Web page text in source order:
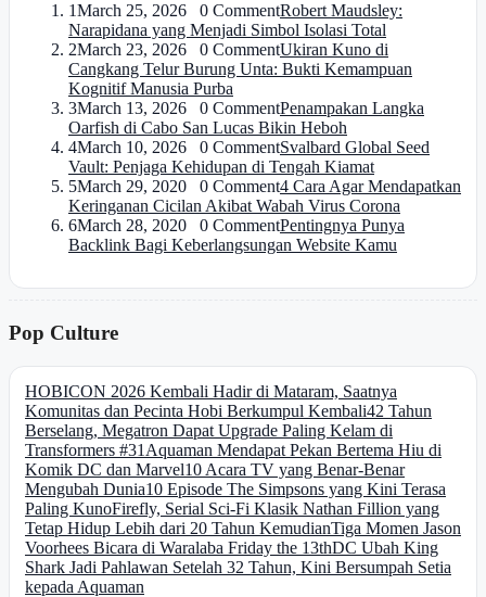
1March 25, 2026 0 CommentRobert Maudsley:
Narapidana yang Menjadi Simbol Isolasi Total
2March 23, 2026 0 CommentUkiran Kuno di
Cangkang Telur Burung Unta: Bukti Kemampuan
Kognitif Manusia Purba
3March 13, 2026 0 CommentPenampakan Langka
Oarfish di Cabo San Lucas Bikin Heboh
4March 10, 2026 0 CommentSvalbard Global Seed
Vault: Penjaga Kehidupan di Tengah Kiamat
5March 29, 2020 0 Comment4 Cara Agar Mendapatkan
Keringanan Cicilan Akibat Wabah Virus Corona
6March 28, 2020 0 CommentPentingnya Punya
Backlink Bagi Keberlangsungan Website Kamu
Pop Culture
HOBICON 2026 Kembali Hadir di Mataram, Saatnya
Komunitas dan Pecinta Hobi Berkumpul Kembali42 Tahun
Berselang, Megatron Dapat Upgrade Paling Kelam di
Transformers #31 Aquaman Mendapat Pekan Bertema Hiu di
Komik DC dan Marvel10 Acara TV yang Benar-Benar
Mengubah Dunia10 Episode The Simpsons yang Kini Terasa
Paling KunoFirefly, Serial Sci-Fi Klasik Nathan Fillion yang
Tetap Hidup Lebih dari 20 Tahun KemudianTiga Momen Jason
Voorhees Bicara di Waralaba Friday the 13thDC Ubah King
Shark Jadi Pahlawan Setelah 32 Tahun, Kini Bersumpah Setia
kepada Aquaman